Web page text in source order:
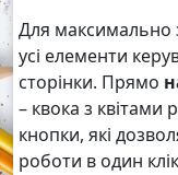
Для максимально
усі елементи
сторінки. Прямо
– квока з квітами
кнопки, які
роботи в один